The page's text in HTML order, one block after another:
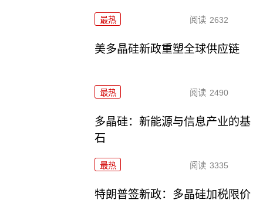
最热 阅读 2632
美多晶硅新政重塑全球供应链
最热 阅读 2490
多晶硅：新能源与信息产业的基
石
最热 阅读 3335
特朗普签新政：多晶硅加税限价